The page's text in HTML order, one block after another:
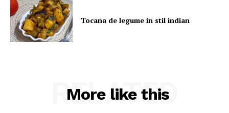
Tocana de legume in stil indian
More like this
RELATED